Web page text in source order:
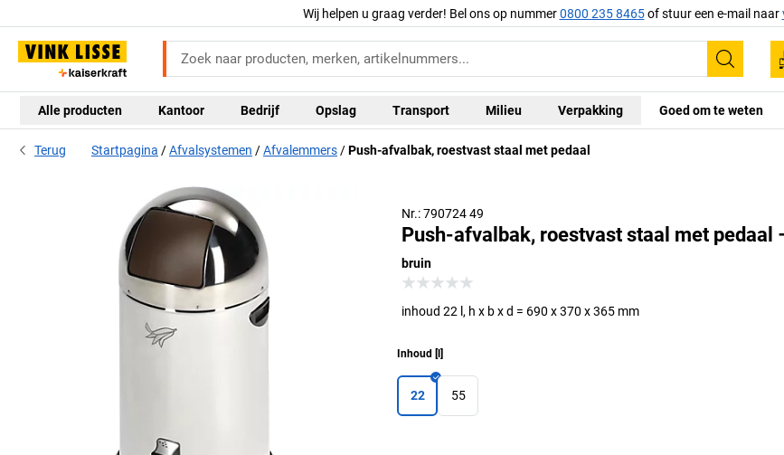
Wij helpen u graag verder! Bel ons op nummer0800 235 8465of stuur een e-mail naar
Zoeken
Alle producten Kantoor Bedrijf Opslag Transport Milieu Verpakking Goed om te weten
Terug Startpagina Afvalsystemen Afvalemmers Push-afvalbak, roestvast staal met pedaal
Nr.: 790724 49
Push-afvalbak, roestvast staal met pedaal
bruin
inhoud 22 l, h x b x d = 690 x 370 x 365 mm
Inhoud [l]
22 55